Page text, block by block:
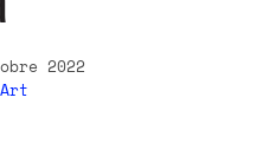
2022
Art